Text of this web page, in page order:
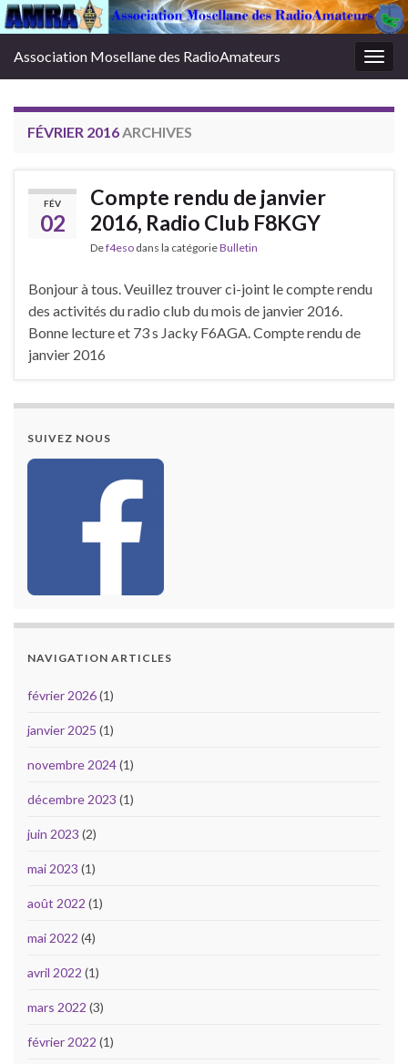
Association Mosellane des RadioAmateurs
FÉVRIER 2016 ARCHIVES
FÉV
02
Compte rendu de janvier
2016, Radio Club F8KGY
Def4eso dans la catégorieBulletin
Bonjour à tous. Veuillez trouver ci-joint le compte rendu
des activités du radio club du mois de janvier 2016.
Bonne lecture et 73 s Jacky F6AGA. Compte rendu de
janvier 2016
SUIVEZ NOUS
NAVIGATION ARTICLES
février 2026(1)
janvier 2025 (1)
novembre 2024(1)
décembre 2023 (1)
juin 2023 (2)
mai 2023 (1)
août 2022 (1)
mai 2022 (4)
avril 2022 (1)
mars 2022 (3)
février 2022 (1)